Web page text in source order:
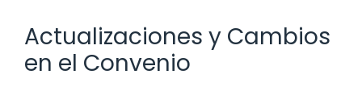
Actualizaciones y Cambios
en el Convenio